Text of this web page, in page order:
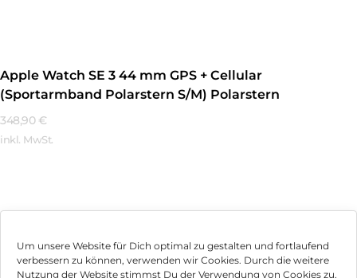
Um unsere Website für Dich optimal zu gestalten und fortlaufend
verbessern zu können, verwenden wir Cookies. Durch die weitere
Nutzung der Website stimmst Du der Verwendung von Cookies zu.
Apple Watch SE 3 44 mm GPS + Cellular
(Sportarmband Polarstern S/M) Polarstern
348,90 €
inkl. MwSt.